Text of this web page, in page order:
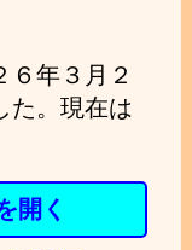
年３月２
た。現在は
開く